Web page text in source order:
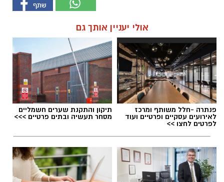
אולי יעניין אותך גם
פנתרה -חלל משותף ומרכז
לאירועים עסקיים ופרטיים ועוד
לפרטים לחצו >>
תיקון והתקנת שערים חשמליים
מסחר תעשיה ובתים פרטיים >>>